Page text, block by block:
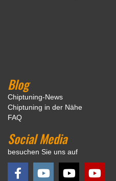
Blog
Chiptuning-News
Chiptuning in der Nähe
FAQ
Social Media
besuchen Sie uns auf